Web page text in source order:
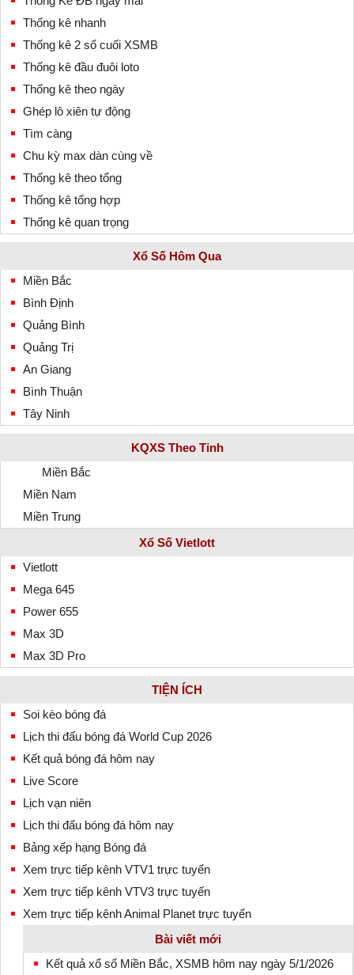
Thống kê nhanh
Thống kê 2 số cuối XSMB
Thống kê đầu đuôi loto
Thống kê theo ngày
Ghép lô xiên tự động
Tìm càng
Chu kỳ max dàn cùng về
Thống kê theo tổng
Thống kê tổng hợp
Thống kê quan trọng
Xổ Số Hôm Qua
Miền Bắc
Bình Định
Quảng Bình
Quảng Trị
An Giang
Bình Thuận
Tây Ninh
KQXS Theo Tỉnh
Miền Bắc
Miền Nam
Miền Trung
Xổ Số Vietlott
Vietlott
Mega 645
Power 655
Max 3D
Max 3D Pro
TIỆN ÍCH
Soi kèo bóng đá
Lịch thi đấu bóng đá World Cup 2026
Kết quả bóng đá hôm nay
Live Score
Lịch vạn niên
Lịch thi đấu bóng đá hôm nay
Bảng xếp hạng Bóng đá
Xem trực tiếp kênh VTV1 trực tuyến
Xem trực tiếp kênh VTV3 trực tuyến
Xem trực tiếp kênh Animal Planet trực tuyến
Bài viết mới
Kết quả xổ số Miền Bắc, XSMB hôm nay ngày 5/1/2026